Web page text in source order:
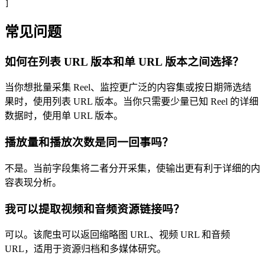
常见问题
如何在列表 URL 版本和单 URL 版本之间选择？
当你想批量采集 Reel、监控更广泛的内容集或按日期筛选结
果时，使用列表 URL 版本。当你只需要少量已知 Reel 的详细
数据时，使用单 URL 版本。
播放量和播放次数是同一回事吗？
不是。当前字段集将二者分开采集，使输出更有利于详细的内
容表现分析。
我可以提取视频和音频资源链接吗？
可以。该爬虫可以返回缩略图 URL、视频 URL 和音频
URL，适用于资源归档和多媒体研究。